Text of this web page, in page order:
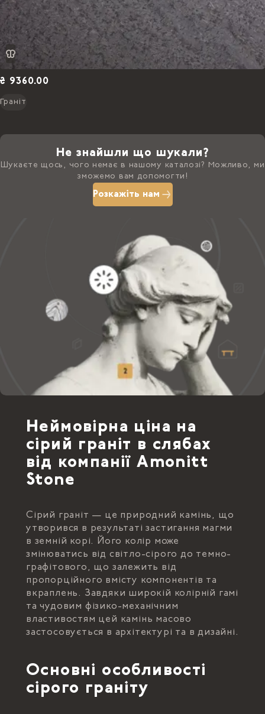
₴ 9360.00
Граніт
Не знайшли що шукали?
Шукаєте щось, чого немає в нашому каталозі? Можливо, ми
зможемо вам допомогти!
Розкажіть нам
Неймовірна ціна на
сірий граніт в слябах
від компанії Amonitt
Stone
Сірий граніт — це природний камінь, що
утворився в результаті застигання магми
в земній корі. Його колір може
змінюватись від світло-сірого до темно-
графітового, що залежить від
пропорційного вмісту компонентів та
вкраплень. Завдяки широкій колірній гамі
та чудовим фізико-механічним
властивостям цей камінь масово
застосовується в архітектурі та в дизайні.
Основні особливості
сірого граніту